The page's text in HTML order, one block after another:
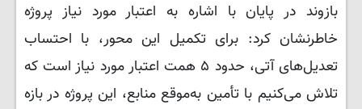
بازوند در پایان با اشاره به اعتبار مورد نیاز پروژه
خاطرنشان کرد: برای تکمیل این محور، با احتساب
تعدیل‌های آتی، حدود ۵ همت اعتبار مورد نیاز است که
تلاش می‌کنیم با تأمین به‌موقع منابع، این پروژه در بازه